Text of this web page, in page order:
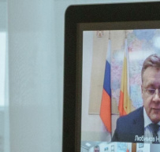
Перейти к основному содержанию